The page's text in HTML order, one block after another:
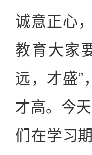
诚意正心
教育大家
远，才盛”
才高。今
们在学习